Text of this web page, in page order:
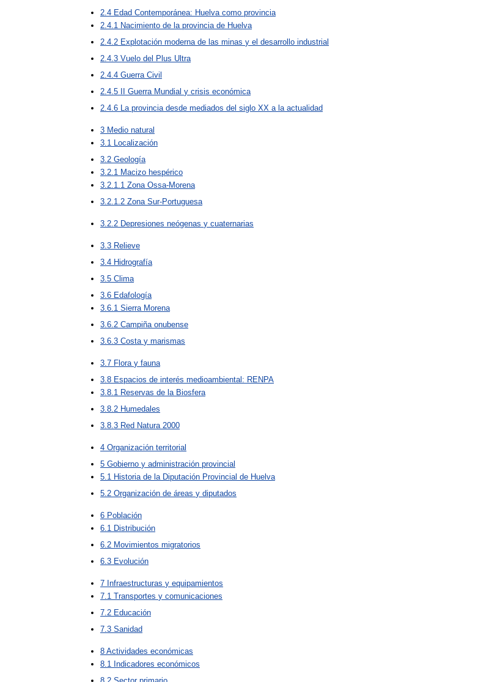
2 4 Edad Contemporánea: Huelva como provincia
2 4 1 Nacimiento de la provincia de Huelva
2 4 2 Explotación moderna de las minas y el desarrollo industrial
2 4 3 Vuelo del Plus Ultra
2 4 4 Guerra Civil
2 4 5 II Guerra Mundial y crisis económica
2 4 6 La provincia desde mediados del siglo XX a la actualidad
3 Medio natural
3 1 Localización
3 2 Geología
3 2 1 Macizo hespérico
3 2 1 1 Zona Ossa-Morena
3 2 1 2 Zona Sur-Portuguesa
3 2 2 Depresiones neógenas y cuaternarias
3 3 Relieve
3 4 Hidrografía
3 5 Clima
3 6 Edafología
3 6 1 Sierra Morena
3 6 2 Campiña onubense
3 6 3 Costa y marismas
3 7 Flora y fauna
3 8 Espacios de interés medioambiental: RENPA
3 8 1 Reservas de la Biosfera
3 8 2 Humedales
3 8 3 Red Natura 2000
4 Organización territorial
5 Gobierno y administración provincial
5 1 Historia de la Diputación Provincial de Huelva
5 2 Organización de áreas y diputados
6 Población
6 1 Distribución
6 2 Movimientos migratorios
6 3 Evolución
7 Infraestructuras y equipamientos
7 1 Transportes y comunicaciones
7 2 Educación
7 3 Sanidad
8 Actividades económicas
8 1 Indicadores económicos